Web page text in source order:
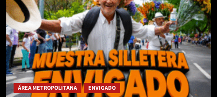
ÁREA METROPOLITANA ENVIGADO